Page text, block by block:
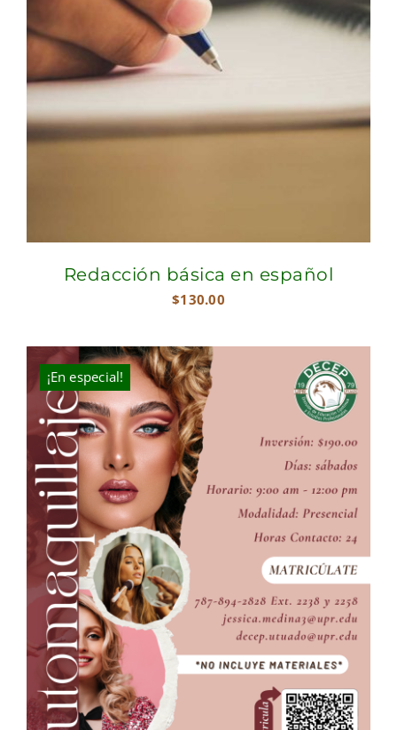
Redacción básica en español
$130.00
¡En especial!